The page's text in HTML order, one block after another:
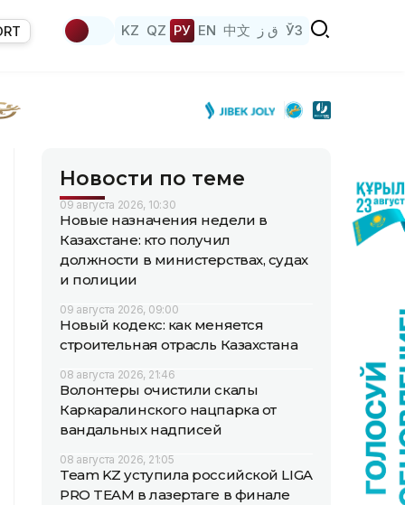
KZ QZ РУ EN 中文 ق ز ЎЗ
Новости по теме
09 августа 2026, 10:30
Новые назначения недели в
Казахстане: кто получил
должности в министерствах, судах
и полиции
09 августа 2026, 09:00
Новый кодекс: как меняется
строительная отрасль Казахстана
08 августа 2026, 21:46
Волонтеры очистили скалы
Каркаралинского нацпарка от
вандальных надписей
08 августа 2026, 21:05
Team KZ уступила российской LIGA
PRO TEAM в лазертаге в финале